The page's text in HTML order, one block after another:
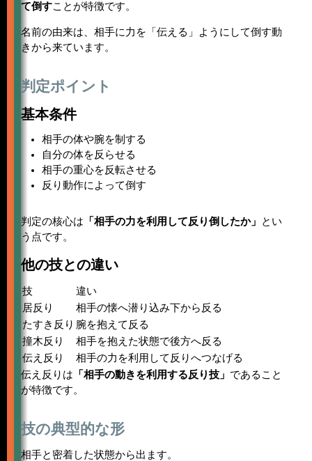
て倒すことが特徴です。
名前の由来は、相手に力を「伝える」ようにして倒す動
きから来ています。
判定ポイント
基本条件
相手の体や腕を制する
自分の体を反らせる
相手の重心を反転させる
反り動作によって倒す
判定の核心は 「相手の力を利用して反り倒したか」
とい
う点です。
他の技との違い
技
違い
居反り
相手の懐へ潜り込み下から反る
たすき反り 腕を抱えて反る
撞木反り
相手を抱えた状態で後方へ反る
伝え反り
相手の力を利用して反りへつなげる
伝え反りは 「相手の動きを利用する反り技」 であること
が特徴です。
技の典型的な形
相手と密着した状態から出ます。